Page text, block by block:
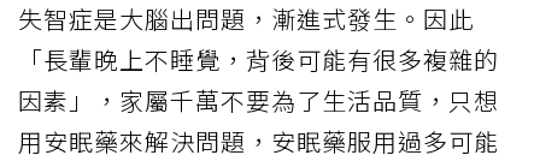
失智症是大腦出問題，漸進式發生。因此
「長輩晚上不睡覺，背後可能有很多複雜的
因素」，家屬千萬不要為了生活品質，只想
用安眠藥來解決問題，安眠藥服用過多可能